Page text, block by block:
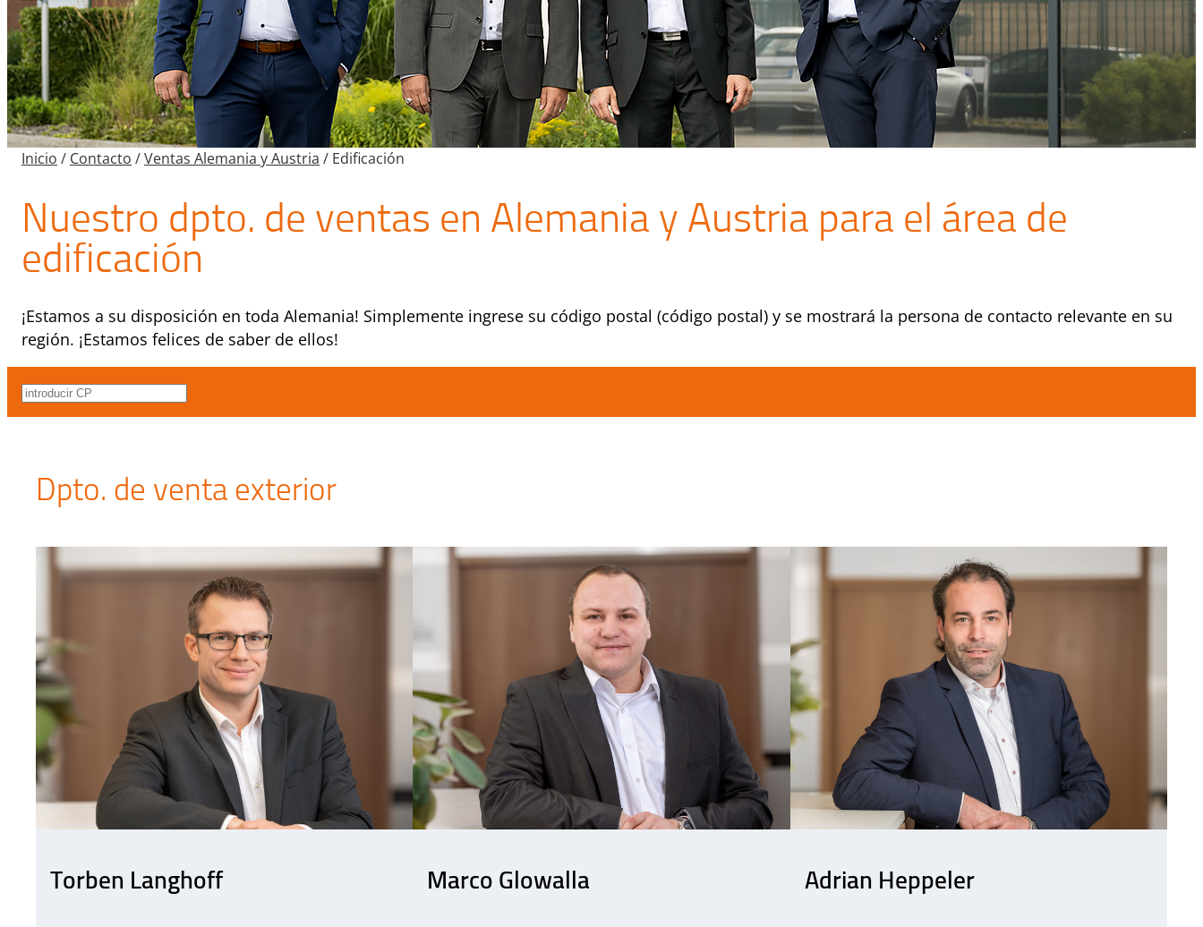
Inicio / Contacto /Ventas Alemania y Austria / Edificación
Nuestro dpto. de ventas en Alemania y Austria para el área de
edificación
¡Estamos a su disposición en toda Alemania! Simplemente ingrese su código postal (código postal) y se mostrará la persona de contacto relevante en su
región. ¡Estamos felices de saber de ellos!
Dpto. de venta exterior
Torben Langhoff Marco Glowalla Adrian Heppeler